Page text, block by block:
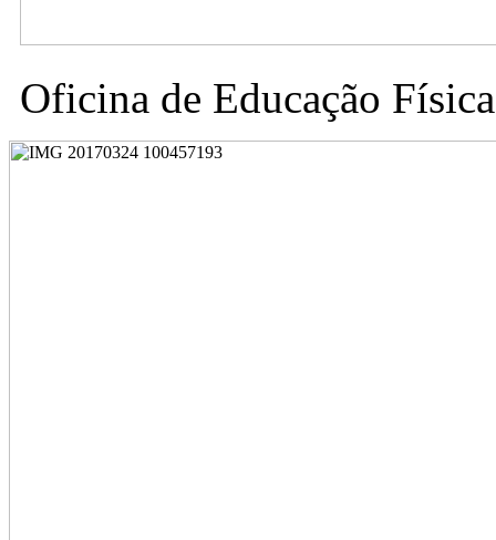
Oficina de Educação Física